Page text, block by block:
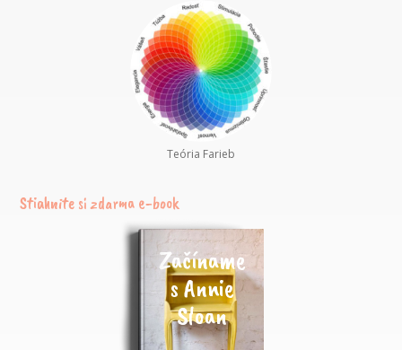
Teória Farieb
Stiahnite si zdarma e-book
Začíname
s Annie
Sloan